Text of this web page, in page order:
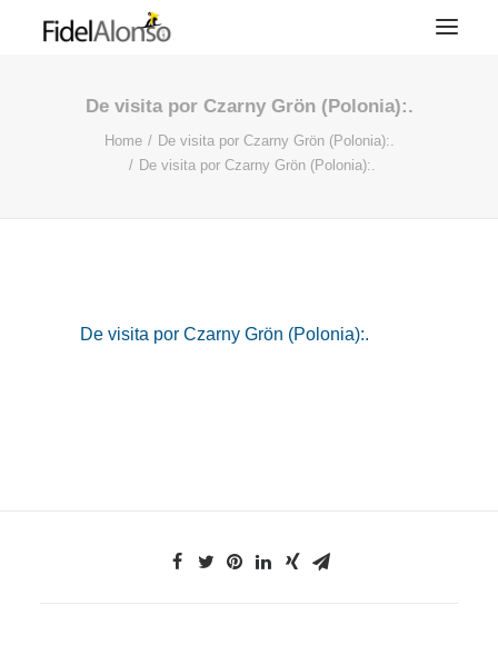
De visita por Czarny Grön (Polonia):.
Home
De visita por Czarny Grön (Polonia):.
De visita por Czarny Grön (Polonia):.
De visita por Czarny Grön (Polonia):.